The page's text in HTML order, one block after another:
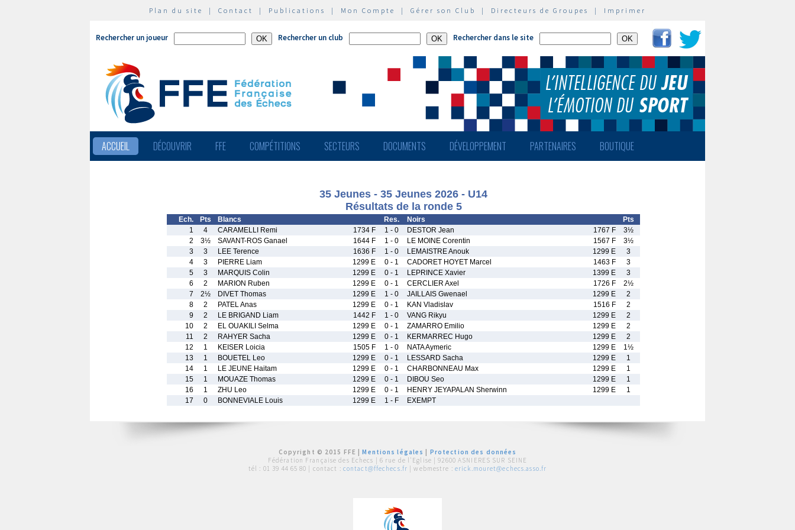
Plan du site | Contact | Publications | Mon Compte | Gérer son Club | Directeurs de Groupes | Imprimer
Rechercher un joueur Rechercher un club Rechercher dans le site
ACCUEIL DÉCOUVRIR FFE COMPÉTITIONS SECTEURS DOCUMENTS DÉVELOPPEMENT PARTENAIRES BOUTIQUE
35 Jeunes - 35 Jeunes 2026 - U14
Résultats de la ronde 5
Ech. Pts Blancs Res. Noirs
Pts
1
4 CARAMELLI Remi 1734 F 1 - 0 DESTOR Jean 1767 F
3½
2
3½ SAVANT-ROS Ganael 1644 F 1 - 0 LE MOINE Corentin 1567 F
3½
3
3 LEE Terence 1636 F 1 - 0 LEMAISTRE Anouk 1299 E
3
4
3 PIERRE Liam 1299 E 0 - 1 CADORET HOYET Marcel 1463 F
3
5
3 MARQUIS Colin 1299 E 0 - 1 LEPRINCE Xavier 1399 E
3
6
2 MARION Ruben 1299 E 0 - 1 CERCLIER Axel 1726 F
2½
7
2½ DIVET Thomas 1299 E 1 - 0 JAILLAIS Gwenael 1299 E
2
8
2 PATEL Anas 1299 E 0 - 1 KAN Vladislav 1516 F
2
9
2 LE BRIGAND Liam 1442 F 1 - 0 VANG Rikyu 1299 E
2
10
2 EL OUAKILI Selma 1299 E 0 - 1 ZAMARRO Emilio 1299 E
2
11
2 RAHYER Sacha 1299 E 0 - 1 KERMARREC Hugo 1299 E
2
12
1 KEISER Loicia 1505 F 1 - 0 NATA Aymeric 1299 E
1½
13
1 BOUETEL Leo 1299 E 0 - 1 LESSARD Sacha 1299 E
1
14
1 LE JEUNE Haitam 1299 E 0 - 1 CHARBONNEAU Max 1299 E
1
15
1 MOUAZE Thomas 1299 E 0 - 1 DIBOU Seo 1299 E
1
16
1 ZHU Leo 1299 E 0 - 1 HENRY JEYAPALAN Sherwinn 1299 E
1
17
0 BONNEVIALE Louis 1299 E 1 - F EXEMPT
Copyright © 2015 FFE |Mentions légales
Protection des données
Fédération Française des Echecs | 6 rue de l'Eglise | 92600 ASNIERES SUR SEINE
tél : 01 39 44 65 80 | contact : contact@ffechecs.fr | webmestre : erick.mouret@echecs.asso.fr